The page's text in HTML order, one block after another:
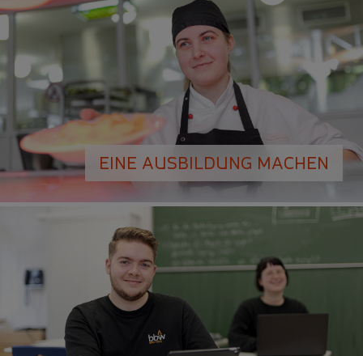
EINE AUSBILDUNG MACHEN